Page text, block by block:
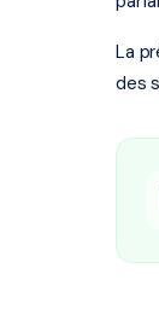
La
des